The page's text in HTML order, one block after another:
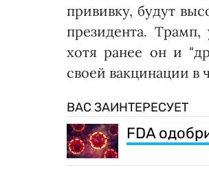
прививку, будут
президента.
хотя ранее он и
своей вакцинации в
ВАС ЗАИНТЕРЕСУЕТ
FDA